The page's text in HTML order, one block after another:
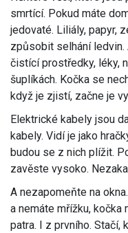
smrtící. Pokud máte
jedovaté. Liliály, papyr,
způsobit selhání ledvin.
čistící prostředky, léky,
šuplíkách. Kočka se
když je zjistí, začne je
Elektrické kabely jsou
kabely. Vidí je jako
budou se z nich plížit.
zavěste vysoko.
A nezapomeňte na
a nemáte mřížku,
patra. I z prvního. Stačí,